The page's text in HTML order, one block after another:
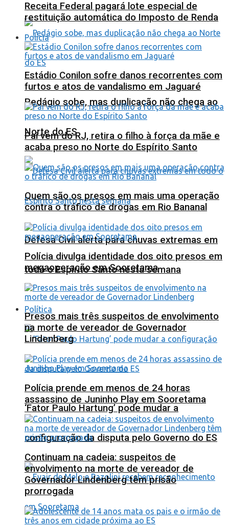
Pedágio sobe, mas duplicação não chega ao
Norte do ES
Defesa Civil alerta para chuvas extremas em
todo o Espírito Santo nesta semana
Política
‘Fator Paulo Hartung’ pode mudar a
configuração da disputa pelo Governo do ES
Receita Federal pagará lote especial de
restituição automática do Imposto de Renda
Polícia
Estádio Conilon sofre danos recorrentes com
furtos e atos de vandalismo em Jaguaré
Pai vem do RJ, retira o filho à força da mãe e
acaba preso no Norte do Espírito Santo
Quem são os presos em mais uma operação
contra o tráfico de drogas em Rio Bananal
Polícia divulga identidade dos oito presos em
megaoperação em Sooretama
Presos mais três suspeitos de envolvimento
na morte de vereador de Governador
Lindenberg
Polícia prende em menos de 24 horas
assassino de Juninho Play em Sooretama
Continuam na cadeia: suspeitos de
envolvimento na morte de vereador de
Governador Lindenberg têm prisão
prorrogada